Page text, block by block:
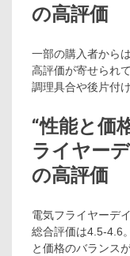
の高評価
一部の購入者から
高評価が寄せられ
調理具合や後片付
“性能と価
ライヤー
の高評価
電気フライヤーデ
総合評価は4.5-4.6
と価格のバランス